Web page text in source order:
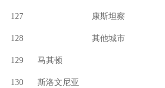
127 康斯坦察
128 其他城市
129 马其顿
130 斯洛文尼亚